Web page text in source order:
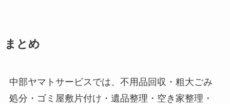
まとめ
中部ヤマトサービスでは、不用品回収・粗大ごみ
処分・ゴミ屋敷片付け・遺品整理・空き家整理・